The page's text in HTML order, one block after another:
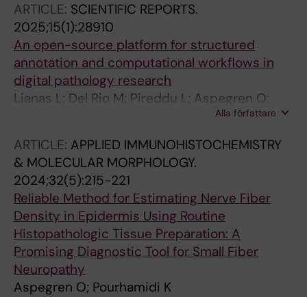
Akre O; Kartasalo K
ARTICLE: SCIENTIFIC REPORTS.
2025;15(1):28910
An open-source platform for structured
annotation and computational workflows in
digital pathology research
Lianas L; Del Rio M; Pireddu L; Aspegren O;
Giunchi F; Fiorentino M; Leo S; Zelic R; Vincent
Pettersson A; Akre O; Frexia F
Alla författare
ARTICLE: APPLIED IMMUNOHISTOCHEMISTRY
& MOLECULAR MORPHOLOGY.
2024;32(5):215-221
Reliable Method for Estimating Nerve Fiber
Density in Epidermis Using Routine
Histopathologic Tissue Preparation: A
Promising Diagnostic Tool for Small Fiber
Neuropathy
Aspegren O; Pourhamidi K